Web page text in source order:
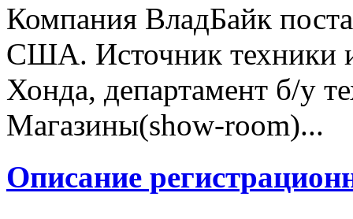
Компания ВладБайк
США. Источник техники
Хонда, департамент б/у
Магазины(show-room)...
Описание